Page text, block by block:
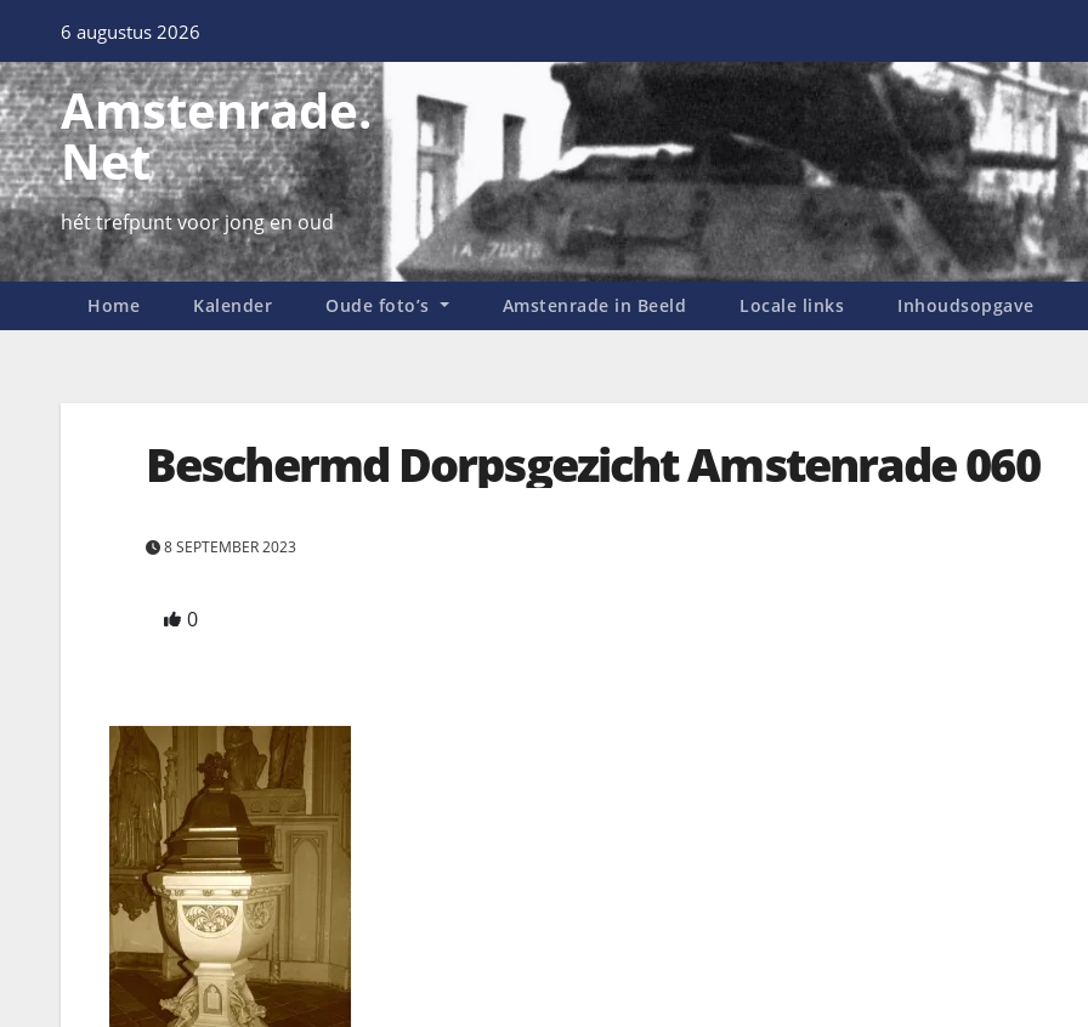
6 augustus 2026
Amstenrade.
Net
hét trefpunt voor jong en oud
Home Kalender Oude foto’s Amstenrade in Beeld Locale links Inhoudsopgave
Beschermd Dorpsgezicht Amstenrade 060
8 SEPTEMBER 2023
0